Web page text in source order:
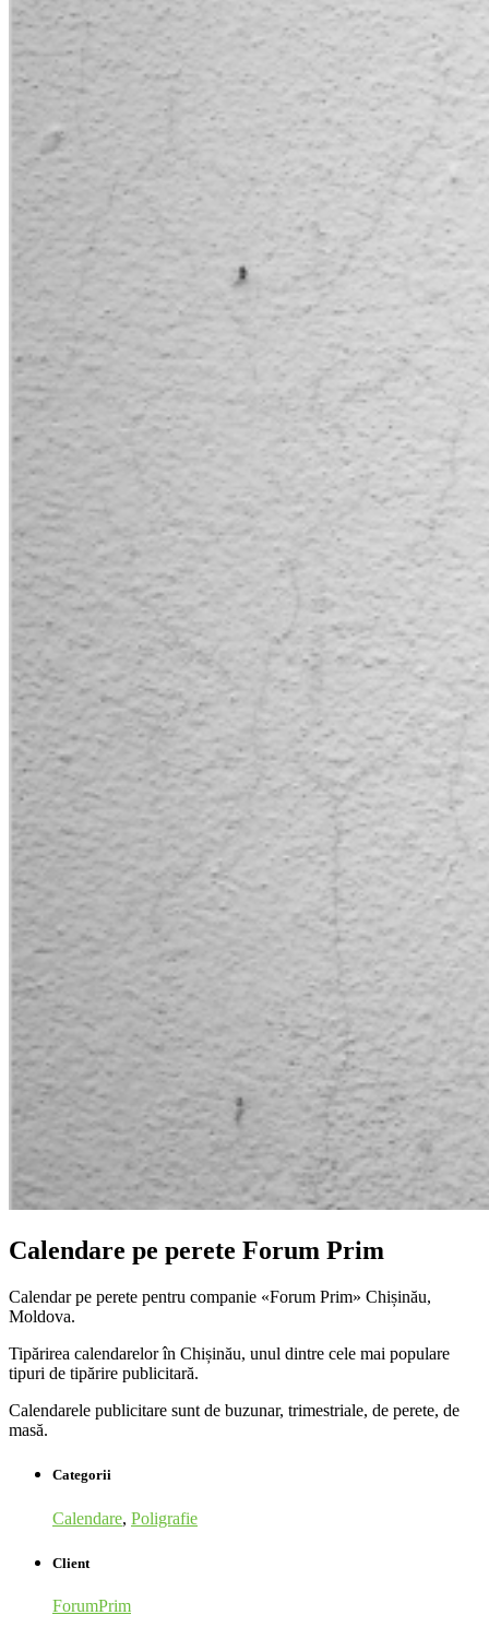
Calendare pe perete Forum Prim
Calendar pe perete pentru companie «Forum Prim» Chișinău,
Moldova.
Tipărirea calendarelor în Chișinău, unul dintre cele mai populare
tipuri de tipărire publicitară.
Calendarele publicitare sunt de buzunar, trimestriale, de perete, de
masă.
Categorii
Calendare, Poligrafie
Client
ForumPrim